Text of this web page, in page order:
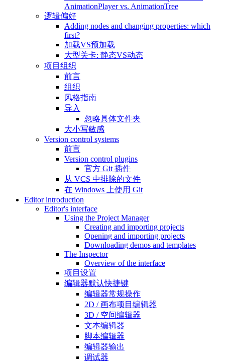
AnimationPlayer vs. AnimationTree
逻辑偏好
Adding nodes and changing properties: which
first?
加载VS预加载
大型关卡: 静态VS动态
项目组织
前言
组织
风格指南
导入
忽略具体文件夹
大小写敏感
Version control systems
前言
Version control plugins
官方 Git 插件
从 VCS 中排除的文件
在 Windows 上使用 Git
Editor introduction
Editor's interface
Using the Project Manager
Creating and importing projects
Opening and importing projects
Downloading demos and templates
The Inspector
Overview of the interface
项目设置
编辑器默认快捷键
编辑器常规操作
2D / 画布项目编辑器
3D / 空间编辑器
文本编辑器
脚本编辑器
编辑器输出
调试器